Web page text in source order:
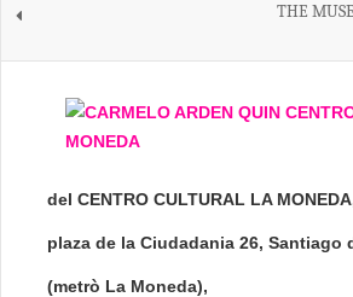
THE
del CENTRO CULTURAL LA
plaza de la Ciudadania 26, Santiago
(metrò La Moneda),